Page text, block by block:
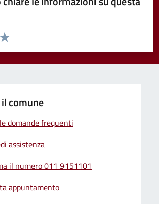
la pagina
5 stelle su 5
4 stelle su 5
su 5
su 5
5
comune
domande frequenti
assistenza
il numero 011 9151101
appuntamento